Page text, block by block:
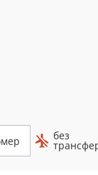
без